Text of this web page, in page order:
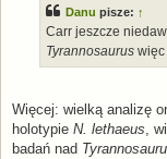
Danu pisze: ↑
Carr jeszcze
Tyrannosaurus więc
Więcej: wielką analizę
holotypie N. lethaeus,
badań nad